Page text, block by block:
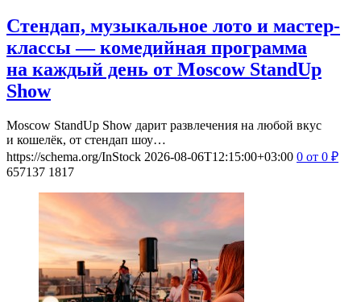
Стендап, музыкальное лото и мастер-
классы — комедийная программа
на каждый день от Moscow StandUp
Show
Moscow StandUp Show дарит развлечения на любой вкус
и кошелёк, от стендап шоу…
https://schema.org/InStock 2026-08-06T12:15:00+03:00 0 от 0 ₽
657137 1817